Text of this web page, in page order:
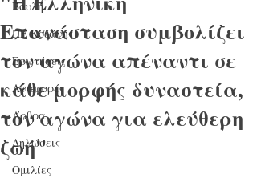
Βουλή
ΠΕ Κοζάνης
Ερωτήσεις
Αναφορές
Άρθρα
Δηλώσεις
Ομιλίες
Επανάσταση συμβολίζει
τον αγώνα απέναντι σε
κάθε μορφής δυναστεία,
τον αγώνα για ελεύθερη
ζωή"